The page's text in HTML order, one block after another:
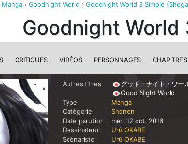
Manga › Goodnight World › Goodnight World 3 Simple
Goodnight World
CRITIQUES VIDÉOS PERSONNAGES CHAPITRES
Autres titres
グッド・ナイト・ワー
Good Night World
Type
Manga
Catégorie
Shonen
Date parution
mer. 12 oct. 2016
Dessinateur
Urû OKABE
Scénariste
Urû OKABE